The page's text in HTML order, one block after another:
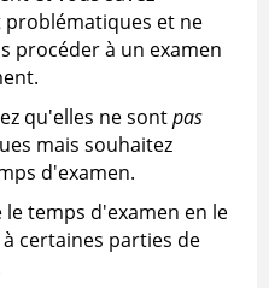
problématiques et ne
procéder à un examen
qu'elles ne sontpas
mais souhaitez
d'examen.
temps d'examen en le
certaines parties de